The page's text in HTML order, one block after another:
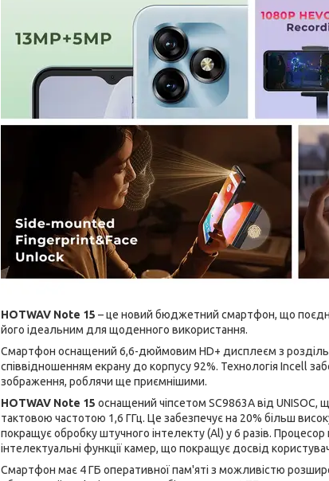
HOTWAV Note 15 – це новий бюджетний смартфон, що
його ідеальним для щоденного використання.
Смартфон оснащений 6,6-дюймовим HD+ дисплеєм з
співвідношенням екрану до корпусу 92%. Технологія Incell
зображення, роблячи ще приємнішими.
HOTWAV Note 15 оснащений чіпсетом SC9863A від
тактовою частотою 1,6 ГГц. Це забезпечує на 20% більш
покращує обробку штучного інтелекту (Al) у 6 разів.
інтелектуальні функції камер, що покращує досвід
Смартфон має 4 ГБ оперативної пам'яті з можливістю